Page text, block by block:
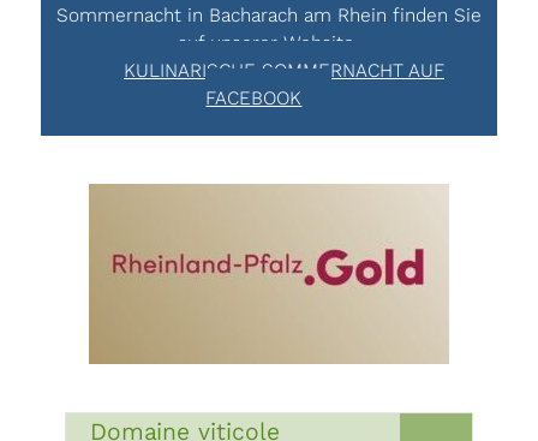
Sommernacht in Bacharach am Rhein finden Sie
auf unsererWebsite
KULINARISCHE SOMMERNACHT AUF
FACEBOOK
Domaine viticole